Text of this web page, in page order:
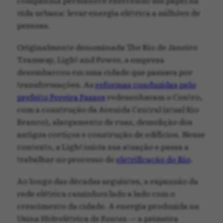
vida urbana: levar energia elétrica a milhões de
pessoas.
Originalmente denominada The Rio de Janeiro
Tramway, Light and Power, a empresa
desembarcou em uma cidade que passava por
transformações. As reformas conduzidas pelo
prefeito Pereira Passos redesenhavam o Centro,
com a construção da Avenida Central (atual Rio
Branco), alargamento de ruas, demolição dos
antigos cortiços e construção de edifícios. Nesse
contexto, a Light inicia sua atuação e passa a
trabalhar no processo de eletrificação do Rio.
Ao longo das décadas seguintes, a expansão da
rede elétrica caminhou lado a lado com o
crescimento da cidade. A energia produzida na
Usina Hidrelétrica de Fontes — a primeira